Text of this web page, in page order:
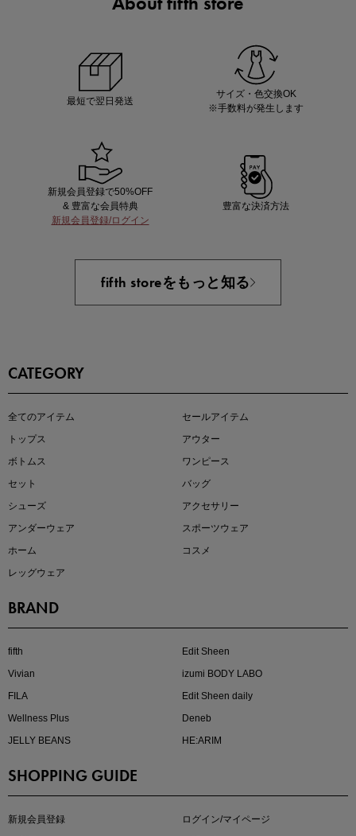
即戦力アイテム続々対象
大人の着映えアイテム5選
最短で翌日発送
サイズ・色交換OK
※手数料が発生します
新規会員登録で50%OFF
& 豊富な会員特典
新規会員登録/ログイン
豊富な決済方法
fifth storeをもっと知る
CATEGORY
全てのアイテム
セールアイテム
トップス
アウター
ボトムス
ワンピース
セット
バッグ
シューズ
アクセサリー
アンダーウェア
スポーツウェア
ホーム
コスメ
レッグウェア
BRAND
fifth
Edit Sheen
Vivian
izumi BODY LABO
FILA
Edit Sheen daily
Wellness Plus
Deneb
JELLY BEANS
HE:ARIM
SHOPPING GUIDE
新規会員登録
ログイン/マイページ